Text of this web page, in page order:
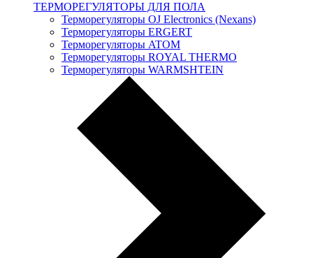
ТЕРМОРЕГУЛЯТОРЫ ДЛЯ ПОЛА
Терморегуляторы OJ Electronics (Nexans)
Терморегуляторы ERGERT
Терморегуляторы ATOM
Терморегуляторы ROYAL THERMO
Терморегуляторы WARMSHTEIN